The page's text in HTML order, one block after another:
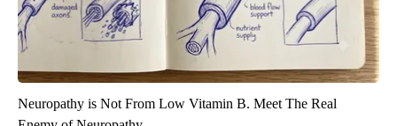
Neuropathy is Not From Low Vitamin B. Meet The Real